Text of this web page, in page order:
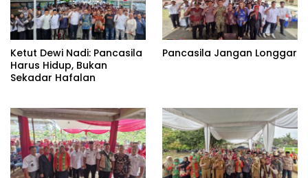
Ketut Dewi Nadi: Pancasila
Harus Hidup, Bukan
Sekadar Hafalan
Pancasila Jangan Longgar